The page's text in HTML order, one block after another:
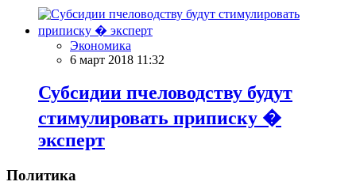
Экономика
6 март 2018 11:32
Субсидии пчеловодству будут
стимулировать приписку �
эксперт
Политика